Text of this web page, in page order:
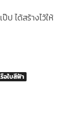
ได้สร้างไว้ให้
รือใบสีฟ้า